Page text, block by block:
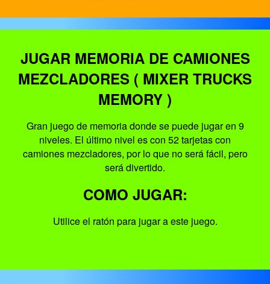
JUGAR MEMORIA DE CAMIONES
MEZCLADORES ( MIXER TRUCKS
MEMORY )
Gran juego de memoria donde se puede jugar en 9
niveles. El último nivel es con 52 tarjetas con
camiones mezcladores, por lo que no será fácil, pero
será divertido.
COMO JUGAR:
Utilice el ratón para jugar a este juego.